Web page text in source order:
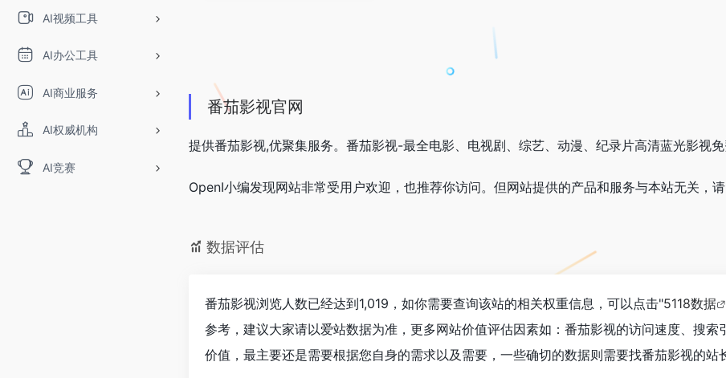
AI视频工具
AI办公工具
AI商业服务
AI权威机构
AI竞赛
番茄影视官网
提供番茄影视,优聚集服务。番茄影视-最全电影、电视剧、综艺、动漫、纪录片高清蓝光影视免
OpenI小编发现网站非常受用户欢迎，也推荐你访问。但网站提供的产品和服务与本站无关，请
数据评估
番茄影视浏览人数已经达到1,019，如你需要查询该站的相关权重信息，可以点击"5118数据
参考，建议大家请以爱站数据为准，更多网站价值评估因素如：番茄影视的访问速度、搜
价值，最主要还是需要根据您自身的需求以及需要，一些确切的数据则需要找番茄影视的站